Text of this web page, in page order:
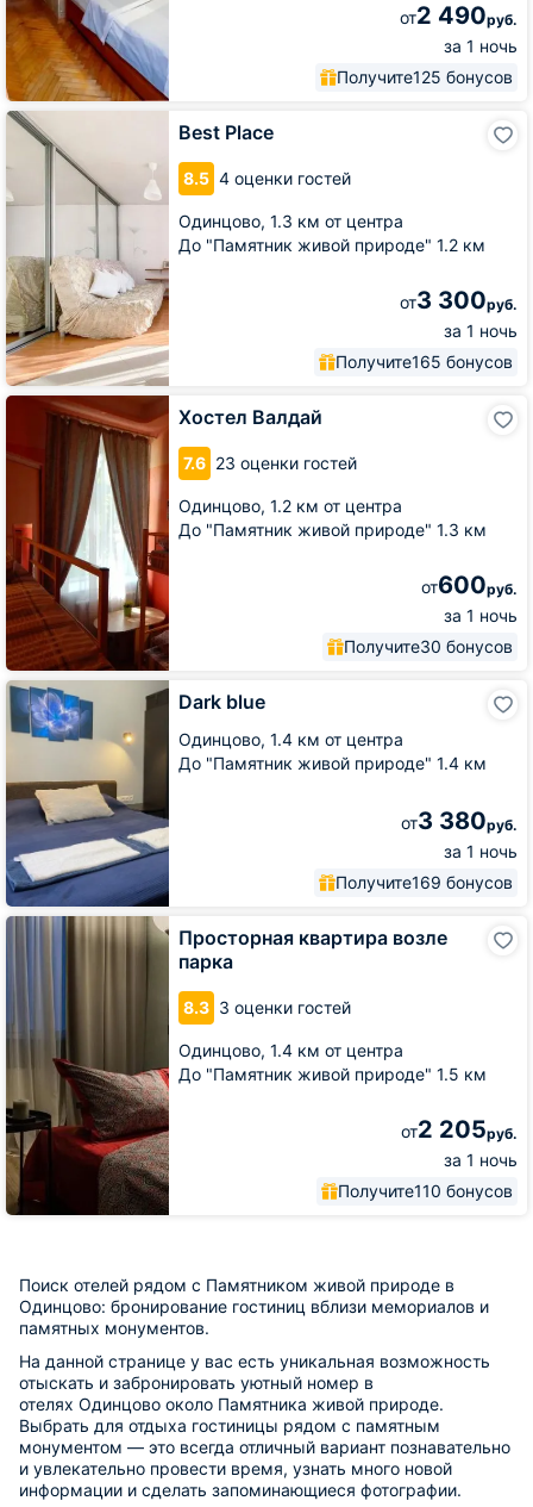
от2 490руб.
за 1 ночь
Получите125 бонусов
Best Place
8.5 4 оценки гостей
Одинцово, 1.3 км от центра
До "Памятник живой природе" 1.2 км
от3 300руб.
за 1 ночь
Получите165 бонусов
Best
Place
Хостел Валдай
7.6 23 оценки гостей
Одинцово, 1.2 км от центра
До "Памятник живой природе" 1.3 км
от600руб.
за 1 ночь
Получите30 бонусов
Хостел
Dark blue
Одинцово, 1.4 км от центра
До "Памятник живой природе" 1.4 км
от3 380руб.
за 1 ночь
Получите169 бонусов
Dark
blue
Просторная квартира возле
парка
8.3 3 оценки гостей
Одинцово, 1.4 км от центра
До "Памятник живой природе" 1.5 км
от2 205руб.
за 1 ночь
Получите110 бонусов
Просторная
возле
Поиск отелей рядом с Памятником живой природе в
Одинцово: бронирование гостиниц вблизи мемориалов и
памятных монументов.
На данной странице у вас есть уникальная возможность
отыскать и забронировать уютный номер в
отелях Одинцово около Памятника живой природе.
Выбрать для отдыха гостиницы рядом с памятным
монументом — это всегда отличный вариант познавательно
и увлекательно провести время, узнать много новой
информации и сделать запоминающиеся фотографии.